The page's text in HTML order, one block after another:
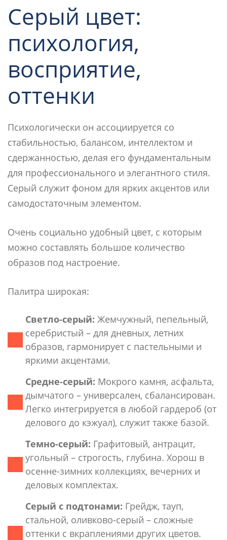
Cерый цвет:
психология,
восприятие,
оттенки
Психологически он ассоциируется со
стабильностью, балансом, интеллектом и
сдержанностью, делая его фундаментальным
для профессионального и элегантного стиля.
Серый служит фоном для ярких акцентов или
самодостаточным элементом.
Очень социально удобный цвет, с которым
можно составлять большое количество
образов под настроение.
Палитра широкая:
Светло-серый: Жемчужный, пепельный,
серебристый – для дневных, летних
образов, гармонирует с пастельными и
яркими акцентами.
Средне-серый: Мокрого камня, асфальта,
дымчатого – универсален, сбалансирован.
Легко интегрируется в любой гардероб (от
делового до кэжуал), служит также базой.
Темно-серый: Графитовый, антрацит,
угольный – строгость, глубина. Хорош в
осенне-зимних коллекциях, вечерних и
деловых комплектах.
Серый с подтонами: Грейдж, тауп,
стальной, оливково-серый – сложные
оттенки с вкраплениями других цветов.